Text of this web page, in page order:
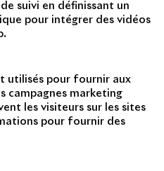
suivi en définissant un
pour intégrer des vidéos
utilisés pour fournir aux
campagnes marketing
les visiteurs sur les sites
pour fournir des